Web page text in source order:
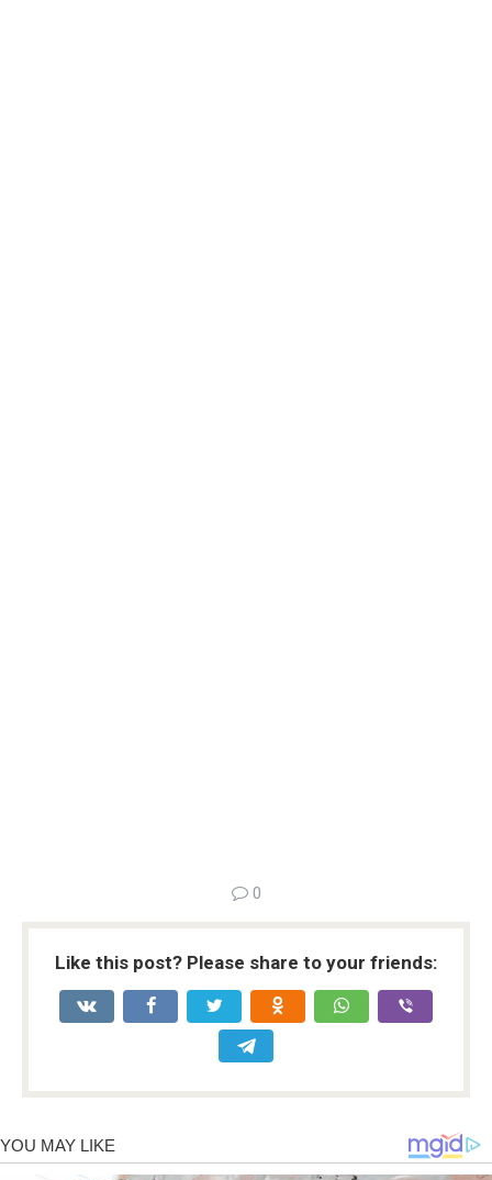
0
Like this post? Please share to your friends: